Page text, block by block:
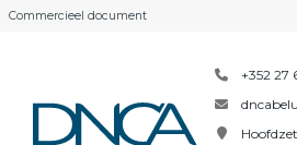
Commercieel document
+352 27